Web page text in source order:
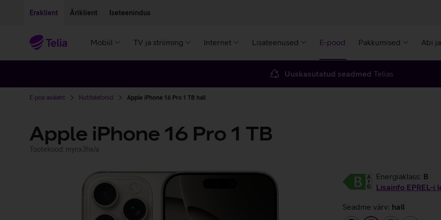
Eraklient Äriklient Iseteenindus
Mobiil TV ja striiming Internet Lisateenused E-pood Pakkumised Abi
Uuskasutatud seadmed Telias
E-poe avaleht Nutitelefonid Apple iPhone 16 Pro 1 TB hall
Apple iPhone 16 Pro 1 TB
Tootekood: mynx3hx/a
Energiaklass: B
Lisainfo EPREL-i
Seadme värv: hall